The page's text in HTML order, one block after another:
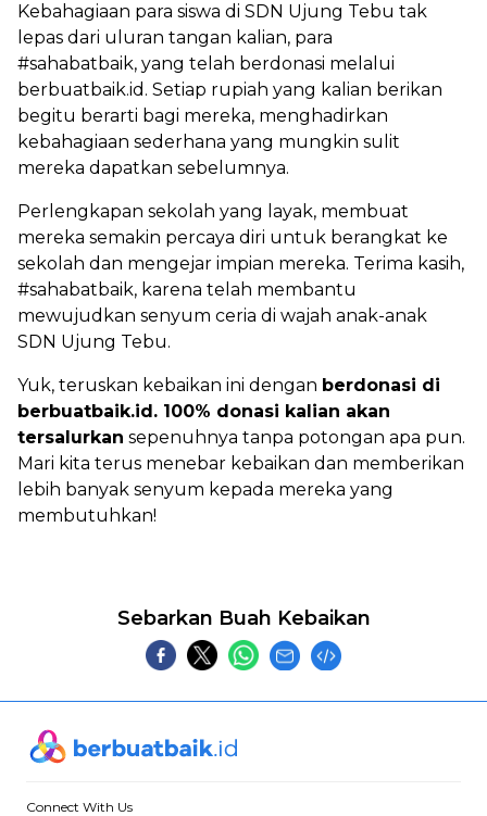
Kebahagiaan para siswa di SDN Ujung Tebu tak
lepas dari uluran tangan kalian, para
#sahabatbaik, yang telah berdonasi melalui
berbuatbaik.id. Setiap rupiah yang kalian berikan
begitu berarti bagi mereka, menghadirkan
kebahagiaan sederhana yang mungkin sulit
mereka dapatkan sebelumnya.
Perlengkapan sekolah yang layak, membuat
mereka semakin percaya diri untuk berangkat ke
sekolah dan mengejar impian mereka. Terima kasih,
#sahabatbaik, karena telah membantu
mewujudkan senyum ceria di wajah anak-anak
SDN Ujung Tebu.
Yuk, teruskan kebaikan ini dengan berdonasi di
berbuatbaik.id. 100% donasi kalian akan
tersalurkan sepenuhnya tanpa potongan apa pun.
Mari kita terus menebar kebaikan dan memberikan
lebih banyak senyum kepada mereka yang
membutuhkan!
Sebarkan Buah Kebaikan
Connect With Us